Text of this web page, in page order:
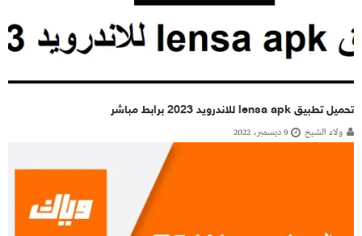
تحميل تطبيق lensa apk للاندرويد 2023 برابط مباشر
ولاء الشيخ 9 ديسمبر، 2022